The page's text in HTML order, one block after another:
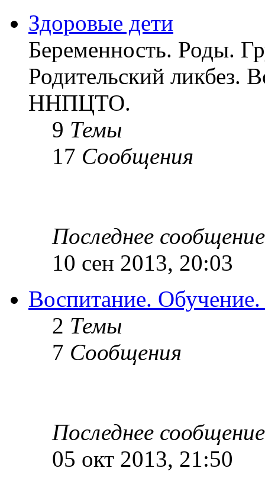
Здоровые дети
Беременность. Роды.
Родительский ликбез.
ННПЦТО.
9 Темы
17 Сообщения
Последнее сообщение
10 сен 2013, 20:03
Воспитание.
2 Темы
7 Сообщения
Последнее сообщение
05 окт 2013, 21:50